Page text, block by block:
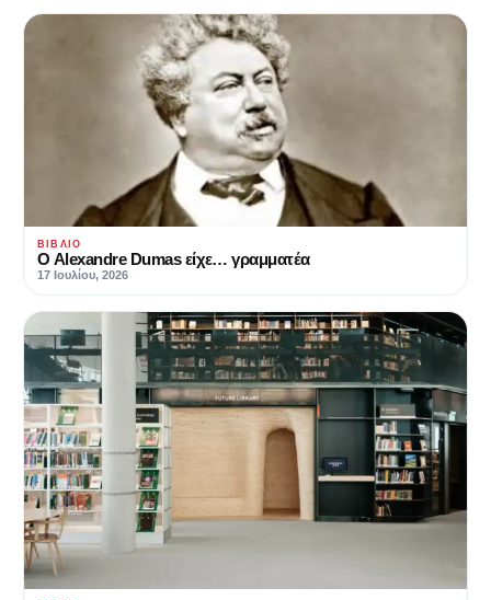
ΒΙΒΛΊΟ
Ο Alexandre Dumas είχε… γραμματέα
17 Ιουλίου, 2026